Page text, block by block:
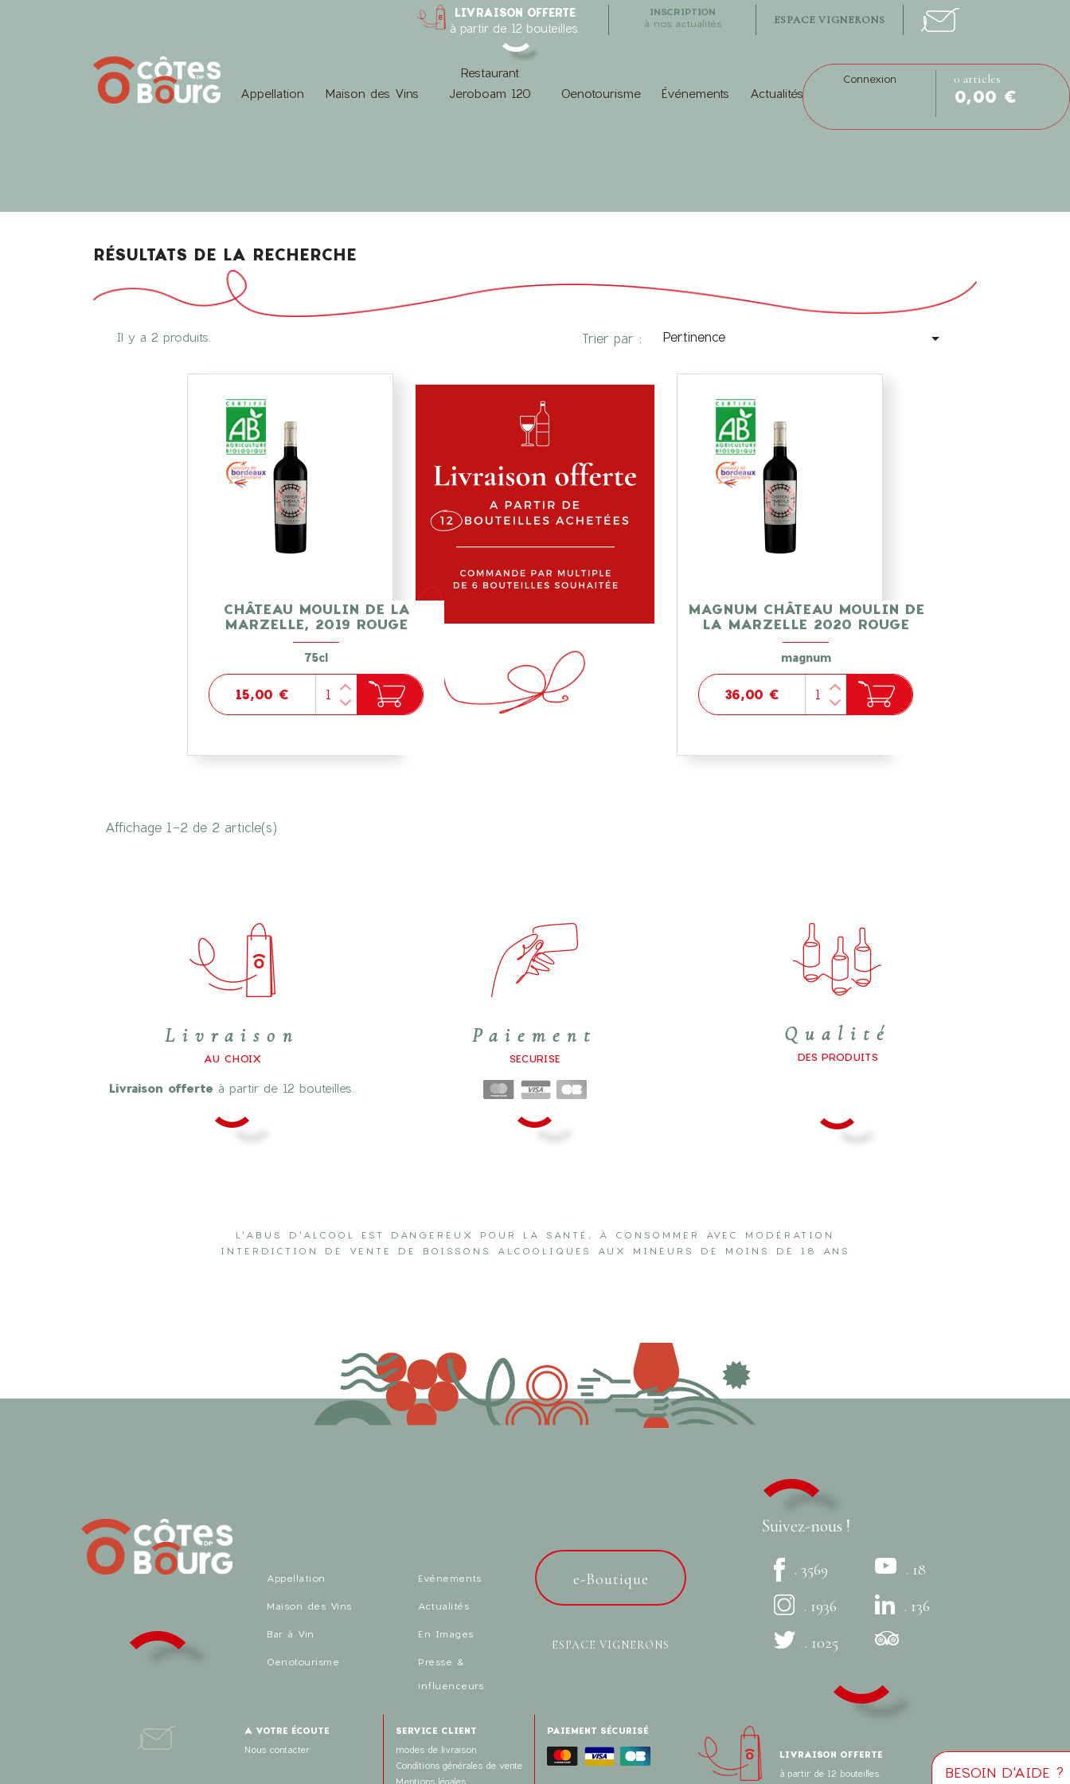
ESPACE VIGNERONS
INSCRIPTION
à nos actualités
LIVRAISON OFFERTE
à partir de 12 bouteilles.
Appellation Maison des Vins
Restaurant
Jeroboam 120
Oenotourisme Événements Actualités
Connexion 0 articles
0,00 €
RÉSULTATS DE LA RECHERCHE
Il y a 2 produits. Trier par : Pertinence 
CHÂTEAU MOULIN DE LA
MARZELLE, 2019 ROUGE
75cl
15,00 €
MAGNUM CHÂTEAU MOULIN DE
LA MARZELLE 2020 ROUGE
magnum
36,00 €
Affichage 1-2 de 2 article(s)
BESOIN D'AIDE ?
Livraison
AU CHOIX
Livraison offerte à partir de 12 bouteilles.
Paiement
SECURISE
Qualité
DES PRODUITS
L'ABUS D'ALCOOL EST DANGEREUX POUR LA SANTÉ, À CONSOMMER AVEC MODÉRATION
INTERDICTION DE VENTE DE BOISSONS ALCOOLIQUES AUX MINEURS DE MOINS DE 18 ANS
Appellation
Maison des Vins
Bar à Vin
Oenotourisme
Evénements
Actualités
En Images
Presse &
influenceurs
e-Boutique
ESPACE VIGNERONS
Suivez-nous !
. 3569
. 1936
. 1025
. 18
. 136
A VOTRE ÉCOUTE
Nous contacter
SERVICE CLIENT
modes de livraison
Conditions générales de vente
Mentions légales
PAIEMENT SÉCURISÉ
LIVRAISON OFFERTE
à partir de 12 bouteilles.